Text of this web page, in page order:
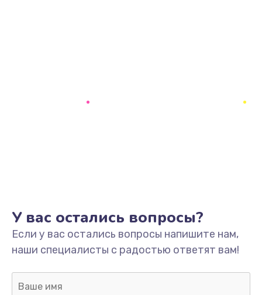
У вас остались вопросы?
Если у вас остались вопросы напишите нам,
наши специалисты с радостью ответят вам!